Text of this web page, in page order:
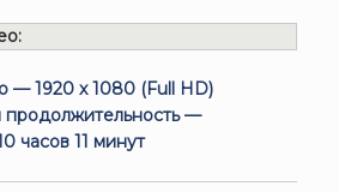
— 1920 x 1080 (Full HD)
—
часов 11 минут